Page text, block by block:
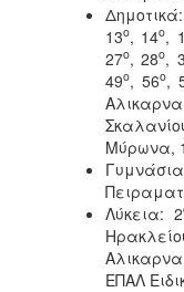
13ο, 14ο,
27ο, 28ο,
49ο, 56ο,
Μύρωνα, 1
Λύκεια: 2
ΕΠΑΛ